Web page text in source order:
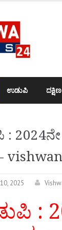
ಉಡುಪಿ
2024ನೇ
2025
: